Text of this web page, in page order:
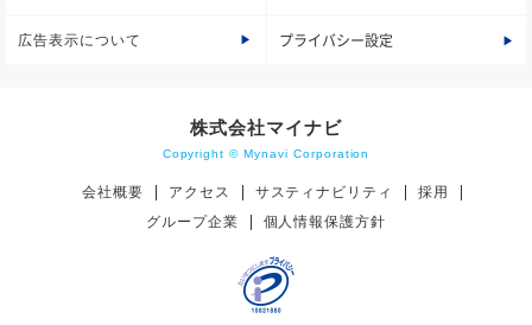
広告表示について プライバシー設定
株式会社マイナビ
Copyright © Mynavi Corporation
会社概要 アクセス サスティナビリティ
採用
グループ企業
個人情報保護方針